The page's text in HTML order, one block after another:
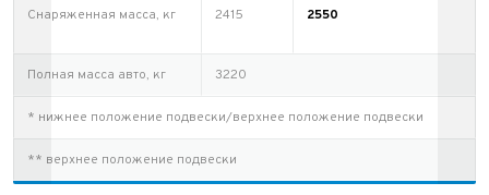
Снаряженная масса, кг 2415 2550
Полная масса авто, кг 3220
* нижнее положение подвески/верхнее положение подвески
** верхнее положение подвески